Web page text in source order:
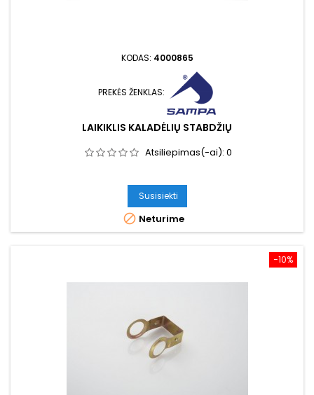
KODAS: 4000865
PREKĖS ŽENKLAS:
LAIKIKLIS KALADĖLIŲ STABDŽIŲ
Atsiliepimas(-ai): 0
Susisiekti
 Neturime
−10%